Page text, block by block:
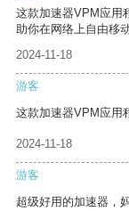
这款加速器VPM应用
助你在网络上自由移动
2024-11-18
游客
这款加速器VPM应用
2024-11-18
游客
超级好用的加速器，